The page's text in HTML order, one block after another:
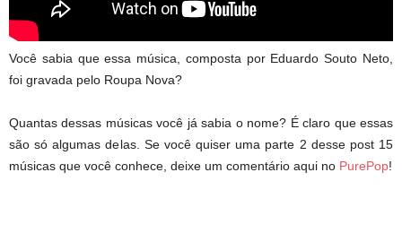
Você sabia que essa música, composta por Eduardo Souto Neto,
foi gravada pelo Roupa Nova?
Quantas dessas músicas você já sabia o nome? É claro que essas
são só algumas delas. Se você quiser uma parte 2 desse post 15
músicas que você conhece, deixe um comentário aqui no PurePop!